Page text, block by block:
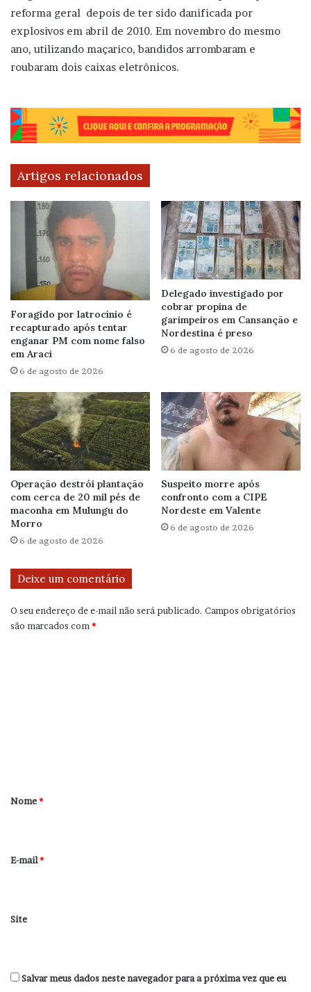
reforma geral depois de ter sido danificada por
explosivos em abril de 2010. Em novembro do mesmo
ano, utilizando maçarico, bandidos arrombaram e
roubaram dois caixas eletrônicos.
Artigos relacionados
Foragido por latrocínio é
recapturado após tentar
enganar PM com nome falso
em Araci
6 de agosto de 2026
Delegado investigado por
cobrar propina de
garimpeiros em Cansanção e
Nordestina é preso
6 de agosto de 2026
Operação destrói plantação
com cerca de 20 mil pés de
maconha em Mulungu do
Morro
6 de agosto de 2026
Suspeito morre após
confronto com a CIPE
Nordeste em Valente
6 de agosto de 2026
Deixe um comentário
O seu endereço de e-mail não será publicado. Campos obrigatórios
são marcados com *
r
*
Nome*
E-mail*
Site
Salvar meus dados neste navegador para a próxima vez que eu